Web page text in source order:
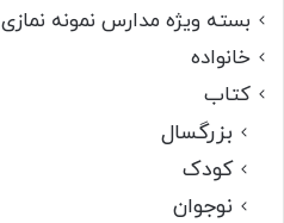
بسته ویژه مدارس نمونه نمازی
خانواده
کتاب
بزرگسال
کودک
نوجوان